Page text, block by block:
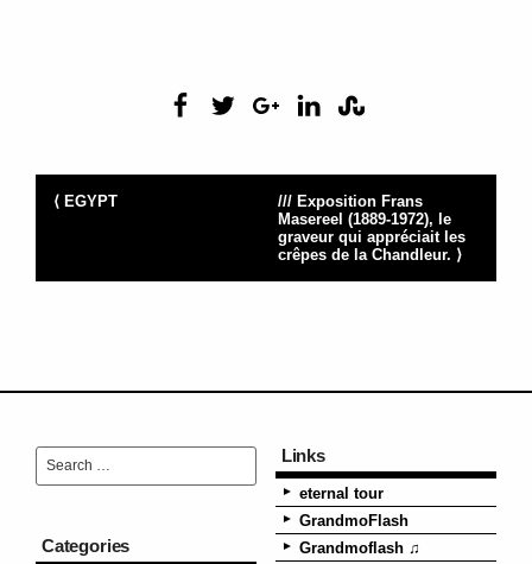
/// Exposition Frans
Masereel (1889-1972), le
graveur qui appréciait les
crêpes de la Chandleur. ⟩
⟨ EGYPT
Categories
Links
eternal tour
GrandmoFlash
Grandmoflash ♫